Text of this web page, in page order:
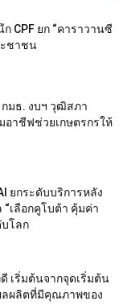
CPF ยก “คาราวานซี
ะชาชน
กมธ. งบฯ วุฒิสภา
อาชีฟช่วยเกษตรกรให้
ยกระดับบริการหลัง
“เลือกคูโบต้า คุ้มค่า
บโลก
เริ่มต้นจากจุดเริ่มต้น
ลผลิตที่มีคุณภาพของ